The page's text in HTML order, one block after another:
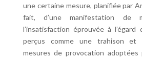
une certaine mesure, planifiée par
fait, d’une manifestation de
l’insatisfaction éprouvée à l’égard
perçus comme une trahison et
mesures de provocation